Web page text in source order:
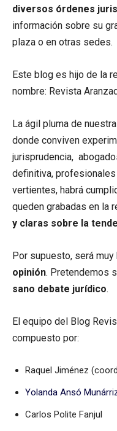
diversos órdenes
información sobre su
plaza o en otras sedes.
Este blog es hijo de la
nombre: Revista
La ágil pluma de nuestra
donde conviven
jurisprudencia,
definitiva,
vertientes, habrá
queden grabadas en la
y claras sobre la
Por supuesto, será
opinión. Pretendemos
sano debate jurídico.
El equipo del Blog
compuesto por:
Raquel Jiménez
Yolanda Ansó
Carlos Polite Fanjul